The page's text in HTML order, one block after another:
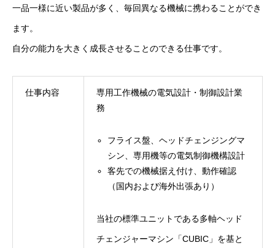
一品一様に近い製品が多く、毎回異なる機械に携わることができ
ます。
自分の能力を大きく成長させることのできる仕事です。
仕事内容
専用工作機械の電気設計・制御設計業
務
フライス盤、ヘッドチェンジングマ
シン、専用機等の電気制御機構設計
客先での機械据え付け、動作確認
（国内および海外出張あり）
当社の標準ユニットである多軸ヘッド
チェンジャーマシン「CUBIC」を基と